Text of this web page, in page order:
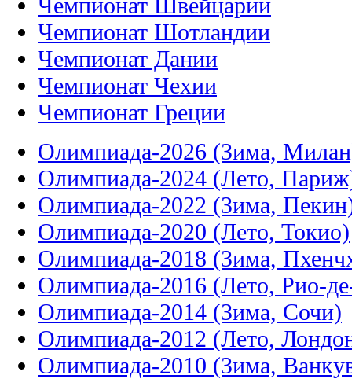
Чемпионат Шотландии
Чемпионат Дании
Чемпионат Чехии
Чемпионат Греции
Олимпиада-2026 (Зима,
Олимпиада-2024 (Лето,
Олимпиада-2022 (Зима,
Олимпиада-2020 (Лето, Токио)
Олимпиада-2018 (Зима,
Олимпиада-2016 (Лето, Рио-
Олимпиада-2014 (Зима, Сочи)
Олимпиада-2012 (Лето,
Олимпиада-2010 (Зима,